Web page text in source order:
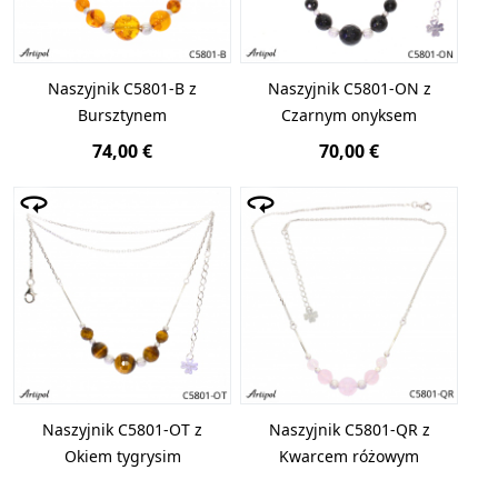
Naszyjnik C5801-B z
Bursztynem
74,00 €
Naszyjnik C5801-ON z
Czarnym onyksem
70,00 €
Naszyjnik C5801-OT z
Okiem tygrysim
Naszyjnik C5801-QR z
Kwarcem różowym